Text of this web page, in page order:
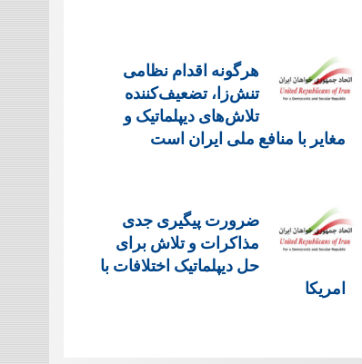
هرگونه اقدام نظامی
تنش‌زا، تضعیف‌کننده
تلاش‌های دیپلماتیک و
مغایر با منافع ملی ایران است
ضرورت پیگیری جدی
مذاکرات و تلاش برای
حل دیپلماتیک اختلافات با
امریکا